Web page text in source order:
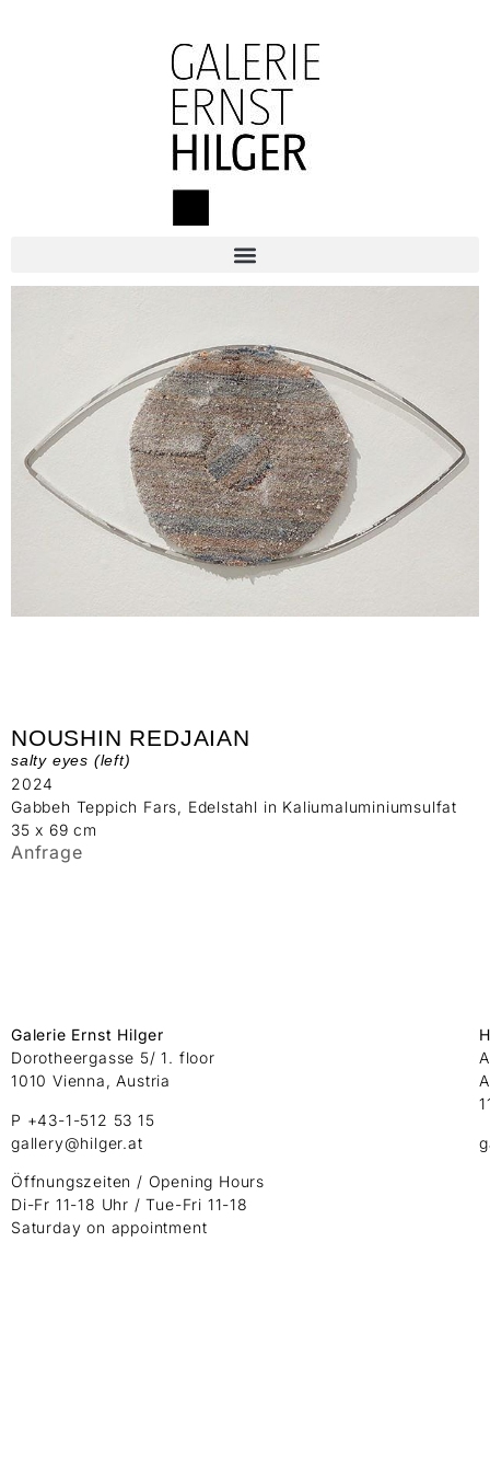
NOUSHIN REDJAIAN
salty eyes (left)
2024
Gabbeh Teppich Fars, Edelstahl in Kaliumaluminiumsulfat
35 x 69 cm
Anfrage
Galerie Ernst Hilger
Dorotheergasse 5/ 1. floor
1010 Vienna, Austria
P +43-1-512 53 15
gallery@hilger.at
Öffnungszeiten / Opening Hours
Di-Fr 11-18 Uhr / Tue-Fri 11-18
Saturday on appointment